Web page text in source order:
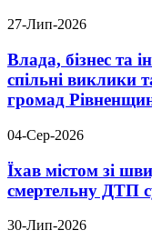
27-Лип-2026
Влада, бізнес та
спільні виклики
громад
04-Сер-2026
Їхав містом зі
смертельну ДТП
30-Лип-2026